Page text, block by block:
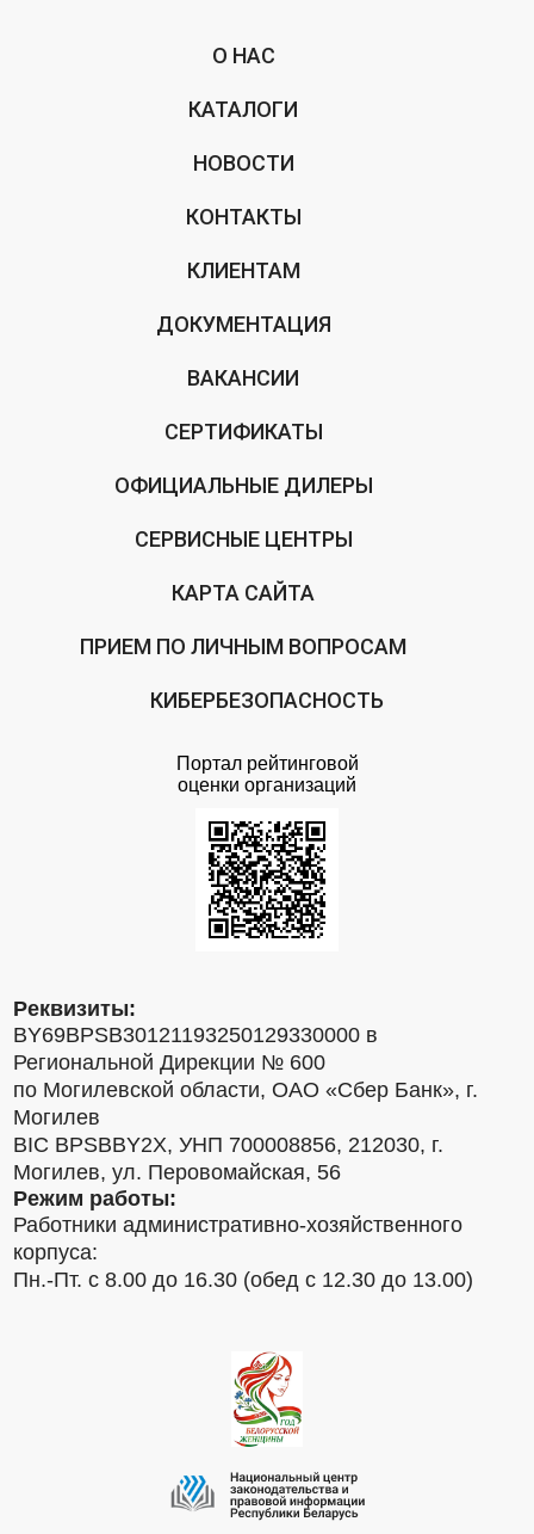
О НАС
КАТАЛОГИ
НОВОСТИ
КОНТАКТЫ
КЛИЕНТАМ
ДОКУМЕНТАЦИЯ
ВАКАНСИИ
СЕРТИФИКАТЫ
ОФИЦИАЛЬНЫЕ ДИЛЕРЫ
СЕРВИСНЫЕ ЦЕНТРЫ
КАРТА САЙТА
ПРИЕМ ПО ЛИЧНЫМ ВОПРОСАМ
КИБЕРБЕЗОПАСНОСТЬ
Портал рейтинговой
оценки организаций
Реквизиты:
BY69BPSB30121193250129330000 в
Региональной Дирекции № 600
по Могилевской области, ОАО «Сбер Банк», г.
Могилев
BIC BPSBBY2X, УНП 700008856, 212030, г.
Могилев, ул. Перовомайская, 56
Режим работы:
Работники административно-хозяйственного
корпуса:
Пн.-Пт. с 8.00 до 16.30 (обед с 12.30 до 13.00)